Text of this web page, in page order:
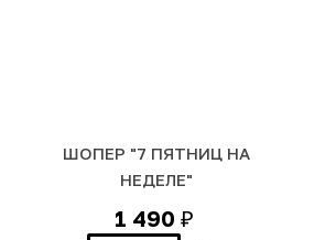
ШОПЕР "7 ПЯТНИЦ НА
НЕДЕЛЕ"
1 490 ₽